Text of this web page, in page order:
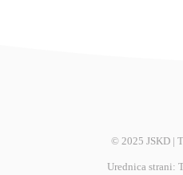
© 2025 JSKD |
Urednica strani: